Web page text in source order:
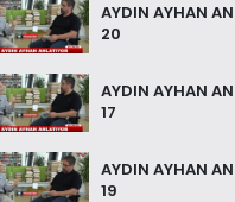
AYDIN AYHAN
20
AYDIN AYHAN
17
AYDIN AYHAN
19